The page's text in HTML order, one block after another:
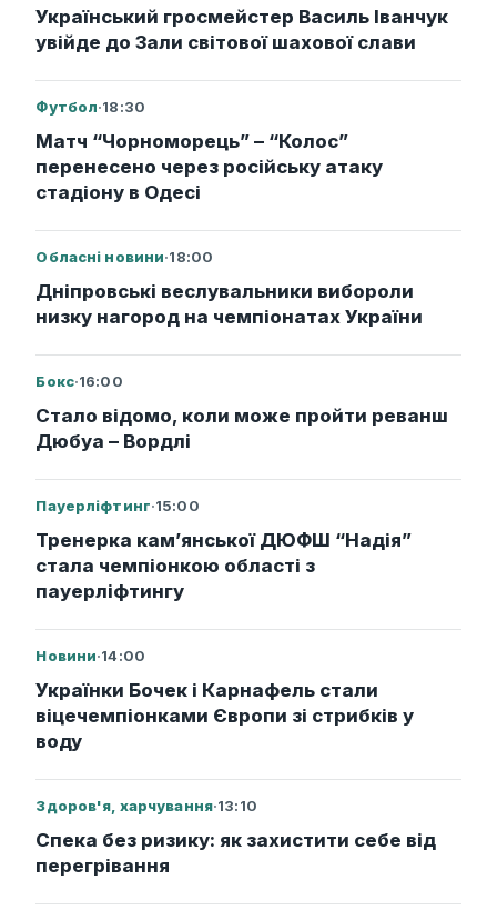
Український гросмейстер Василь Іванчук
увійде до Зали світової шахової слави
Футбол·18:30
Матч “Чорноморець” – “Колос”
перенесено через російську атаку
стадіону в Одесі
Обласні новини·18:00
Дніпровські веслувальники вибороли
низку нагород на чемпіонатах України
Бокс·16:00
Стало відомо, коли може пройти реванш
Дюбуа – Вордлі
Пауерліфтинг·15:00
Тренерка кам’янської ДЮФШ “Надія”
стала чемпіонкою області з
пауерліфтингу
Новини·14:00
Українки Бочек і Карнафель стали
віцечемпіонками Європи зі стрибків у
воду
Здоров'я, харчування·13:10
Спека без ризику: як захистити себе від
перегрівання